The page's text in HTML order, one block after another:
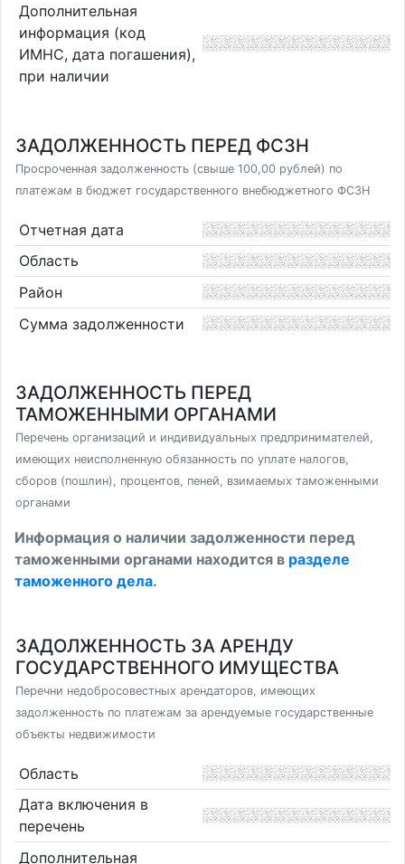
Дополнительная
информация (код
ИМНС, дата погашения),
при наличии
ЗАДОЛЖЕННОСТЬ ПЕРЕД ФСЗН
Просроченная задолженность (свыше 100,00 рублей) по
платежам в бюджет государственного внебюджетного ФСЗН
Отчетная дата
Область
Район
Сумма задолженности
ЗАДОЛЖЕННОСТЬ ПЕРЕД
ТАМОЖЕННЫМИ ОРГАНАМИ
Перечень организаций и индивидуальных предпринимателей,
имеющих неисполненную обязанность по уплате налогов,
сборов (пошлин), процентов, пеней, взимаемых таможенными
органами
Информация о наличии задолженности перед
таможенными органами находится в разделе
таможенного дела.
ЗАДОЛЖЕННОСТЬ ЗА АРЕНДУ
ГОСУДАРСТВЕННОГО ИМУЩЕСТВА
Перечни недобросовестных арендаторов, имеющих
задолженность по платежам за арендуемые государственные
объекты недвижимости
Область
Дата включения в
перечень
Дополнительная